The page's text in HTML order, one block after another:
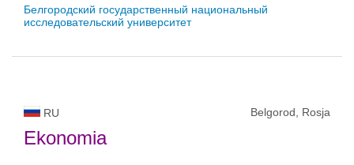
Белгородский государственный национальный
исследовательский университет
RU Belgorod, Rosja
Ekonomia